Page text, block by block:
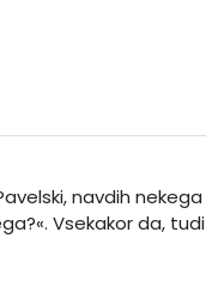
navdih nekega
Vsekakor da, tudi